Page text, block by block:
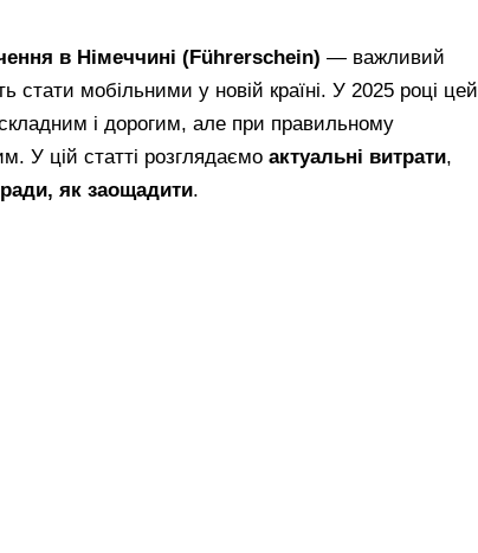
в Німеччині (Führerschein) — важливий
стати мобільними у новій країні. У 2025 році цей
і дорогим, але при правильному
У цій статті розглядаємо актуальні витрати,
як заощадити.